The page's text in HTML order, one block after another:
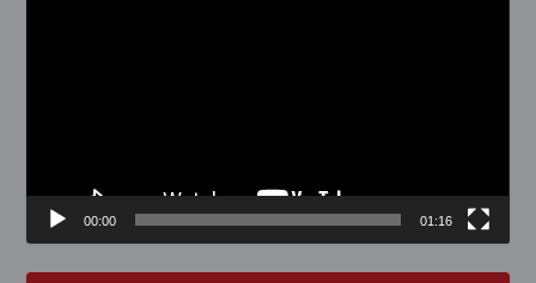
00:00 01:16